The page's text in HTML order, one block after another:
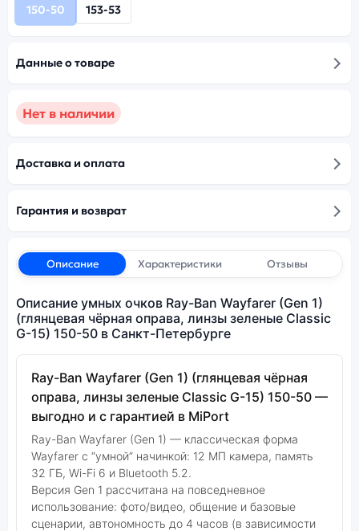
150-50 153-53
Данные о товаре
Нет в наличии
Доставка и оплата
Гарантия и возврат
Описание Характеристики Отзывы
Описание умных очков Ray-Ban Wayfarer (Gen 1)
(глянцевая чёрная оправа, линзы зеленые Classic
G-15) 150-50 в Санкт-Петербурге
Ray-Ban Wayfarer (Gen 1) (глянцевая чёрная
оправа, линзы зеленые Classic G-15) 150-50 —
выгодно и с гарантией в MiPort
Ray-Ban Wayfarer (Gen 1) — классическая форма
Wayfarer с “умной” начинкой: 12 МП камера, память
32 ГБ, Wi-Fi 6 и Bluetooth 5.2.
Версия Gen 1 рассчитана на повседневное
использование: фото/видео, общение и базовые
сценарии, автономность до 4 часов (в зависимости